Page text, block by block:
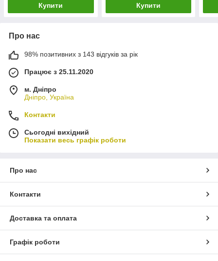
Купити Купити
Про нас
98% позитивних з 143 відгуків за рік
Працює з 25.11.2020
м. Дніпро
Дніпро, Україна
Контакти
Сьогодні вихідний
Показати весь графік роботи
Про нас
Контакти
Доставка та оплата
Графік роботи